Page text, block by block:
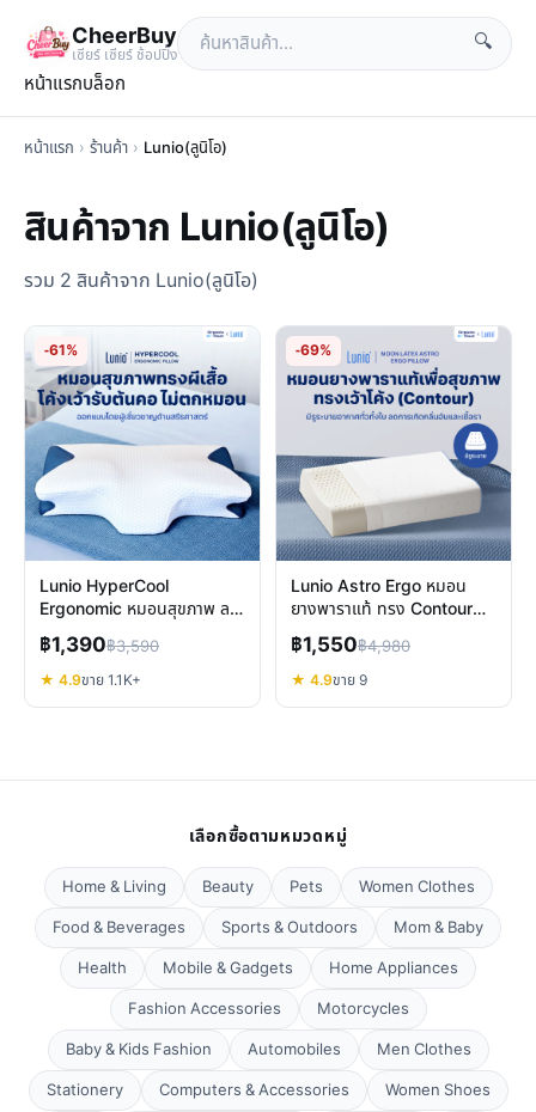
CheerBuy
เซียร์ เซียร์ ช้อปปิ้ง
🔍
หน้าแรกบล็อก
หน้าแรก › ร้านค้า › Lunio(ลูนิโอ)
สินค้าจาก Lunio(ลูนิโอ)
รวม 2 สินค้าจาก Lunio(ลูนิโอ)
-61%
Lunio HyperCool
Ergonomic หมอนสุขภาพ ลด
ปวดคอ รองรับต้นคอดีเยี่ยม
฿1,390฿3,590
★ 4.9ขาย 1.1K+
-69%
Lunio Astro Ergo หมอน
ยางพาราแท้ ทรง Contour
รองรับคอ บ่า ไหล่ หายปวด
฿1,550฿4,980
★ 4.9ขาย 9
เลือกซื้อตามหมวดหมู่
Home & Living Beauty Pets
Women Clothes
Food & Beverages
Sports & Outdoors
Mom & Baby
Health
Mobile & Gadgets
Home Appliances
Fashion Accessories
Motorcycles
Baby & Kids Fashion
Automobiles
Men Clothes
Stationery
Computers & Accessories
Women Shoes